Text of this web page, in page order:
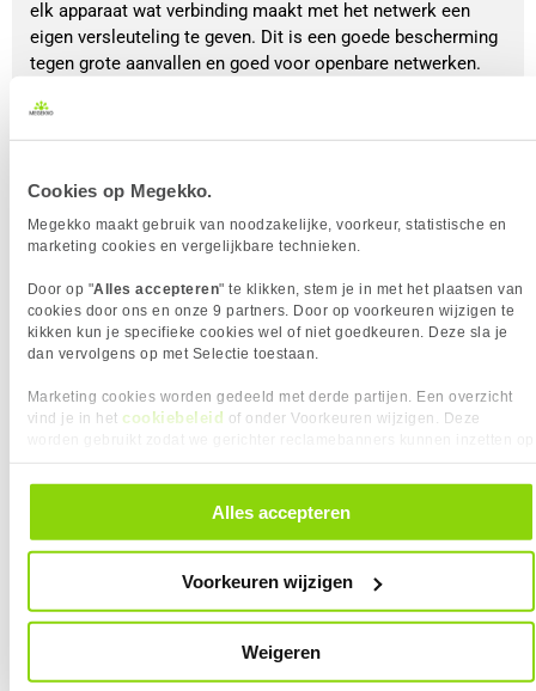
Cookies op Megekko.
Megekko maakt gebruik van noodzakelijke, voorkeur, statistische en
marketing cookies en vergelijkbare technieken.
Door op "Alles accepteren" te klikken, stem je in met het plaatsen van
cookies door ons en onze 9 partners. Door op voorkeuren wijzigen te
kikken kun je specifieke cookies wel of niet goedkeuren. Deze sla je
dan vervolgens op met Selectie toestaan.
Marketing cookies worden gedeeld met derde partijen. Een overzicht
vind je in het cookiebeleid of onder Voorkeuren wijzigen. Deze
alle cookies. Je kunt je gegeven toestemming altijd intrekken, dit doe je
door in de footer van onze website te klikken op ‘Cookievoorkeuren’
Alles accepteren
Voorkeuren wijzigen
Weigeren
elk apparaat wat verbinding maakt met het netwerk een
eigen versleuteling te geven. Dit is een goede bescherming
tegen grote aanvallen en goed voor openbare netwerken.
802.1X/EAP (Extensible Authentication Protocol)
Dit protocol wordt vooral gebruikt in zakelijke omgevingen
gegevens. Dit protocol maakt gebruik van een RADIUS-
server voor de authenticatie en biedt een gedetailleerde
controle over wie toegang heeft toch het netwerk.